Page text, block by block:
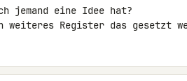
jemand eine Idee hat?
weiteres Register das gesetzt